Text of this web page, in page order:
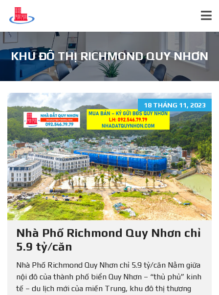
KHU ĐÔ THỊ RICHMOND QUY NHƠN
18 THÁNG 11, 2023
Nhà Phố Richmond Quy Nhơn chỉ
5.9 tỷ/căn
Nhà Phố Richmond Quy Nhơn chỉ 5.9 tỷ/căn Nằm giữa
nội đô của thành phố biển Quy Nhơn – “thủ phủ” kinh
tế – du lịch mới của miền Trung, khu đô thị thương